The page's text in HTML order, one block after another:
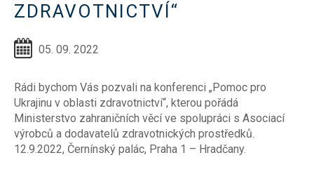
ZDRAVOTNICTVÍ“
05. 09. 2022
Rádi bychom Vás pozvali na konferenci „Pomoc pro
Ukrajinu v oblasti zdravotnictví“, kterou pořádá
Ministerstvo zahraničních věcí ve spolupráci s Asociací
výrobců a dodavatelů zdravotnických prostředků.
12.9.2022, Černínský palác, Praha 1 – Hradčany.